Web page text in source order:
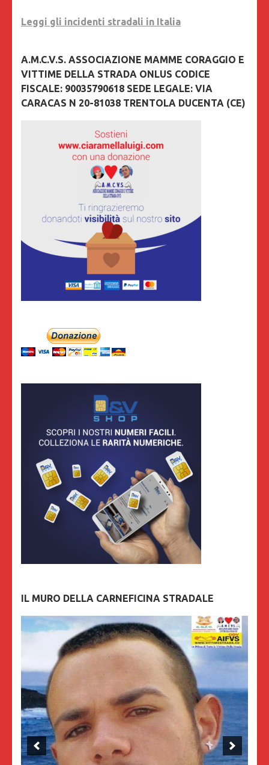
Leggi gli incidenti stradali in Italia
A.M.C.V.S. ASSOCIAZIONE MAMME CORAGGIO E
VITTIME DELLA STRADA ONLUS CODICE
FISCALE: 90035790618 SEDE LEGALE: VIA
CARACAS N 20-81038 TRENTOLA DUCENTA (CE)
IL MURO DELLA CARNEFICINA STRADALE